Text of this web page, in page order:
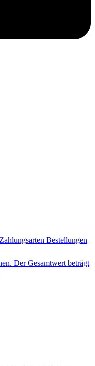
Zahlungsarten Bestellungen
Der Gesamtwert beträgt